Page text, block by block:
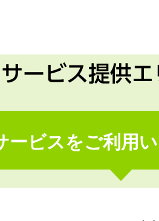
サービス提供
ービスをご利用